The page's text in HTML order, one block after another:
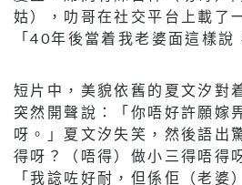
姑），叻哥在社交平台上載了
「40年後當着我老婆面這樣說
短片中，美貌依舊的夏文汐對
突然開聲說：「你唔好許願嫁
呀。」夏文汐失笑，然後語出
得呀？（唔得）做小三得唔得
「我諗咗好耐，但係佢（老婆